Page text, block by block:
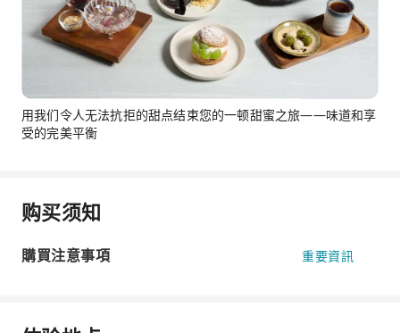
用我们令人无法抗拒的甜点结束您的一顿甜蜜之旅——味道和享
受的完美平衡
购买须知
購買注意事項 重要資訊